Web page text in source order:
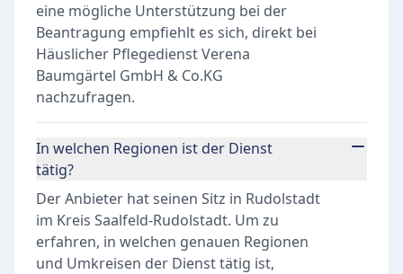
eine mögliche Unterstützung bei der
Beantragung empfiehlt es sich, direkt bei
Häuslicher Pflegedienst Verena
Baumgärtel GmbH & Co.KG
nachzufragen.
In welchen Regionen ist der Dienst
tätig?
Der Anbieter hat seinen Sitz in Rudolstadt
im Kreis Saalfeld-Rudolstadt. Um zu
erfahren, in welchen genauen Regionen
und Umkreisen der Dienst tätig ist,